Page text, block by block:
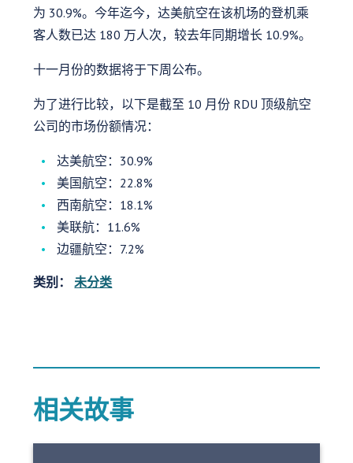
为 30.9%。今年迄今，达美航空在该机场的登机乘
客人数已达 180 万人次，较去年同期增长 10.9%。
十一月份的数据将于下周公布。
为了进行比较，以下是截至 10 月份 RDU 顶级航空
公司的市场份额情况：
达美航空：30.9%
美国航空：22.8%
西南航空：18.1%
美联航：11.6%
边疆航空：7.2%
类别： 未分类
相关故事